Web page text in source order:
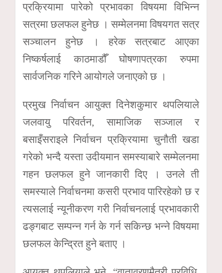
प्रक्रियामा पारेको प्रभावका विषयमा विभिन्न
सत्रमा छलफल हुनेछ । सम्मेलनमा विषयगत सत्र
सञ्चालन हुनेछ । हरेक सत्रबाट आएका
निष्कर्षलाई काठमाडौँ घोषणापत्रका रुपमा
सार्वजनिक गरिने आयोगले जनाएको छ ।
प्रमुख निर्वाचन आयुक्त दिनेशकुमार थपलियाले
जलवायु परिवर्तन, सामाजिक सञ्जाल र
बसाइँसराइले निर्वाचन प्रक्रियामा चुनौती खडा
गरेको भन्दै यस्ता उदीयमान समस्याबारे सम्मेलनमा
गहन छलफल हुने जानकारी दिए । उनले ती
समस्याले निर्वाचनमा कसरी प्रभाव पारिरहेको छ र
त्यसलाई न्यूनीकरण गरी निर्वाचनलाई प्रभावकारी
ढङ्गबाट सम्पन्न गर्न के गर्न सकिन्छ भन्ने विषयमा
छलफल केन्द्रित हुने बताए ।